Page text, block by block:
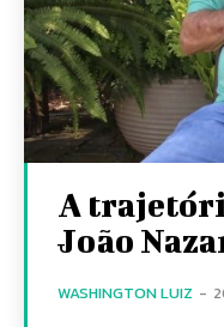
A
João
WASHINGTON LUIZ -